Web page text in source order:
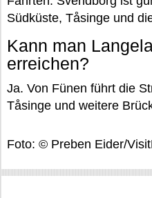
Südküste, Tåsinge und
Kann man
erreichen?
Ja. Von Fünen führt die
Tåsinge und weitere
Foto: © Preben Eider/